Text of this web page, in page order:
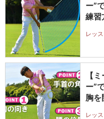
ー”
練習
レッ
【
ー”
胸を
レッ